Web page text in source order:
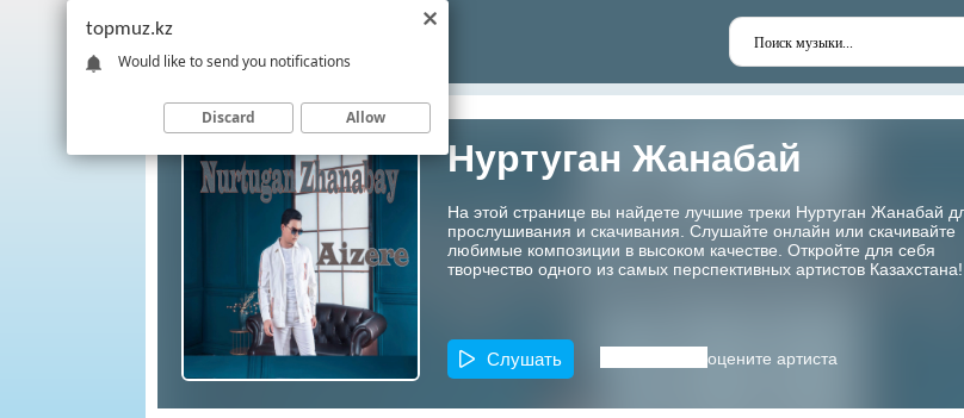
Нуртуган Жанабай
На этой странице вы найдете лучшие треки Нуртуган Жанабай
прослушивания и скачивания. Слушайте онлайн или скачивайте
любимые композиции в высоком качестве. Откройте для себя
творчество одного из самых перспективных артистов Казахстана!
Слушать оцените артиста
topmuz.kz
Would like to send you notifications
Discard Allow